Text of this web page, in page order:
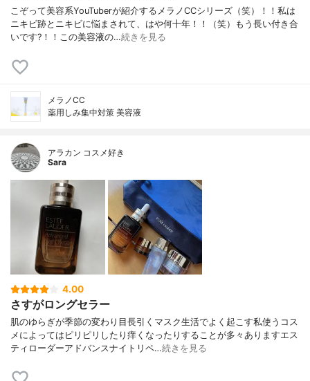
こぞって美容系YouTuberが紹介するメラノCCシリーズ（笑）！！私は
ニキビ跡とニキビに悩まされて、はや何十年！！（笑）もう長い付き合
いです?！！この美容液の…続きを見る
メラノCC
薬用しみ集中対策 美容液
アラカン コスメ好き
Sara
4.00
さすがロングセラー
肌のゆらぎが季節の変わり目長引くマスク生活でよく起こす私使うコス
メによってはピリピリしたり痒くなったりすることが多々ありますエス
ティローダーアドバンスナイトリペ…続きを見る